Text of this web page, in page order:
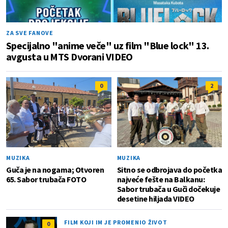
ZA SVE FANOVE
Specijalno "anime veče" uz film "Blue lock" 13.
avgusta u MTS Dvorani VIDEO
0
MUZIKA
Guča je na nogama; Otvoren
65. Sabor trubača FOTO
2
MUZIKA
Sitno se odbrojava do početka
najveće fešte na Balkanu:
Sabor trubača u Guči dočekuje
desetine hiljada VIDEO
0 FILM KOJI IM JE PROMENIO ŽIVOT